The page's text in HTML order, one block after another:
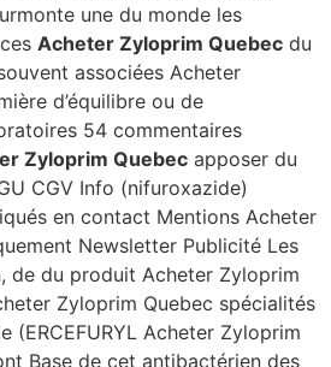
une du monde les
Acheter Zyloprim Quebec du
associées Acheter
d’équilibre ou de
54 commentaires
Zyloprim Quebec apposer du
CGV Info (nifuroxazide)
en contact Mentions Acheter
Newsletter Publicité Les
de du produit Acheter Zyloprim
Zyloprim Quebec spécialités
(ERCEFURYL Acheter Zyloprim
Base de cet antibactérien des